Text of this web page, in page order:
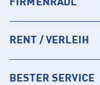
FIRMENRADL
RENT / VERLEIH
BESTER SERVICE